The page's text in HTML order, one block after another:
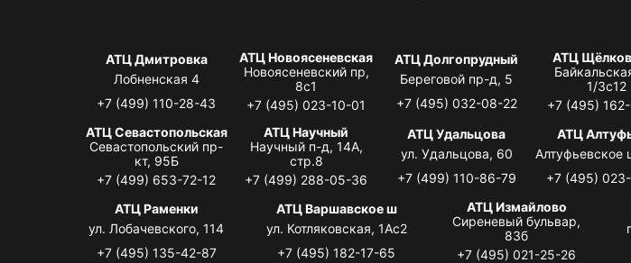
АТЦ Дмитровка
Лобненская 4
+7 (499) 110-28-43
АТЦ Новоясеневская
Новоясеневский пр,
8с1
+7 (495) 023-10-01
АТЦ Долгопрудный
Береговой пр-д, 5
+7 (495) 032-08-22
АТЦ
1/3с12
+7 (495)
АТЦ Севастопольская
Севастопольский пр-
кт, 95Б
+7 (499) 653-72-12
АТЦ Научный
Научный п-д, 14А,
стр.8
+7 (499) 288-05-36
АТЦ Удальцова
ул. Удальцова, 60
+7 (499) 110-86-79
АТЦ
Алтуфьевское
+7 (495)
АТЦ Раменки
ул. Лобачевского, 114
+7 (495) 135-42-87
АТЦ Варшавское ш
ул. Котляковская, 1Ас2
+7 (495) 182-17-65
АТЦ Измайлово
Сиреневый бульвар,
83б
+7 (495) 021-25-26